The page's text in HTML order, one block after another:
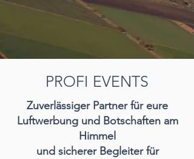
PROFI EVENTS
Zuverlässiger Partner für eure
Luftwerbung und Botschaften am
Himmel
und sicherer Begleiter für